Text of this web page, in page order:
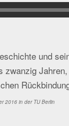
und
2016 in der TU Berlin